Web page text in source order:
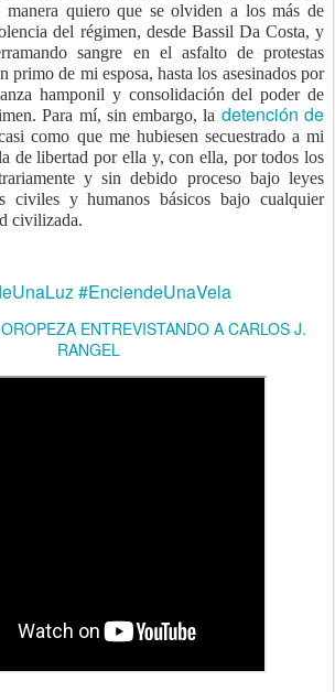
manera quiero que se olviden a los más de
del régimen, desde Bassil Da Costa, y
sangre en el asfalto de protestas
primo de mi esposa, hasta los asesinados por
hamponil y consolidación del poder de
Para mí, sin embargo, la detención de
como que me hubiesen secuestrado a mi
de libertad por ella y, con ella, por todos los
y sin debido proceso bajo leyes
civiles y humanos básicos bajo cualquier
civilizada.
#EnciendeUnaVela
ENTREVISTANDO A CARLOS J.
RANGEL